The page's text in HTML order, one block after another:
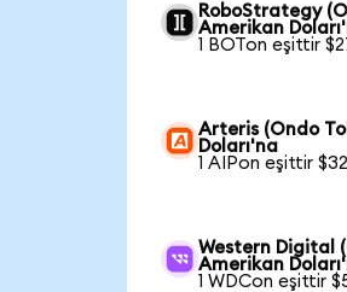
RoboStrategy
Amerikan
1 BOTon eşittir
Arteris (Ondo
Doları'na
1 AIPon eşittir
Western Digital
Amerikan
1 WDCon eşittir